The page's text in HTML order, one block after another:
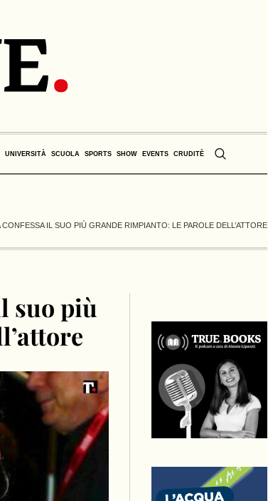
UNIVERSITÀ SCUOLA SPORTS SHOW EVENTS CRUDITÈ
IL SUO PIÙ GRANDE RIMPIANTO: LE PAROLE DELL’ATTORE
suo più